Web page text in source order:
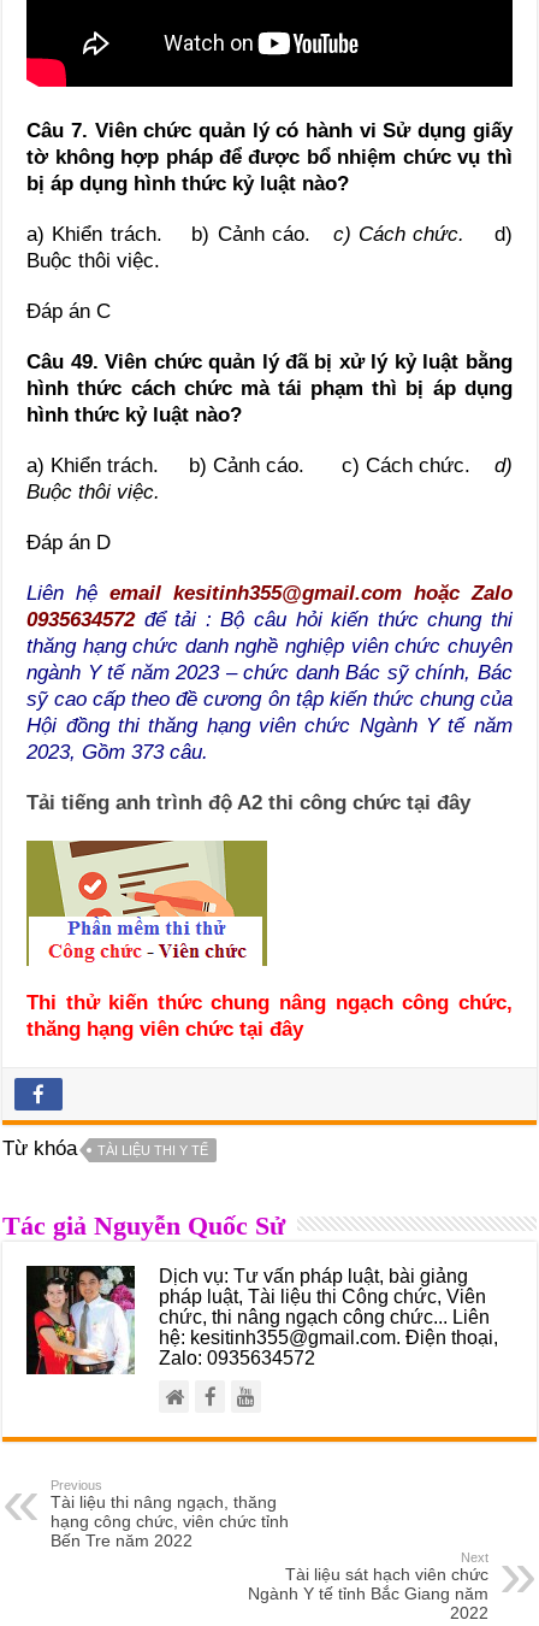
Câu 7. Viên chức quản lý có hành vi Sử dụng giấy
tờ không hợp pháp để được bổ nhiệm chức vụ thì
bị áp dụng hình thức kỷ luật nào?
a) Khiển trách. b) Cảnh cáo. c) Cách chức. d)
Buộc thôi việc.
Đáp án C
Câu 49. Viên chức quản lý đã bị xử lý kỷ luật bằng
hình thức cách chức mà tái phạm thì bị áp dụng
hình thức kỷ luật nào?
a) Khiển trách. b) Cảnh cáo. c) Cách chức. d)
Buộc thôi việc.
Đáp án D
Liên hệemail kesitinh355@gmail.com hoặc Zalo
0935634572để tải : Bộ câu hỏi kiến thức chung thi
thăng hạng chức danh nghề nghiệp viên chức chuyên
ngành Y tế năm 2023 – chức danh Bác sỹ chính, Bác
sỹ cao cấp theo đề cương ôn tập kiến thức chung của
Hội đồng thi thăng hạng viên chức Ngành Y tế năm
2023, Gồm 373 câu.
Tải tiếng anh trình độ A2 thi công chức tại đây
Thi thử kiến thức chung nâng ngạch công chức,
thăng hạng viên chức tại đây
Từ khóa TÀI LIỆU THI Y TẾ
Tác giả Nguyễn Quốc Sử
Dịch vụ: Tư vấn pháp luật, bài giảng
pháp luật, Tài liệu thi Công chức, Viên
chức, thi nâng ngạch công chức... Liên
hệ: kesitinh355@gmail.com. Điện thoại,
Zalo: 0935634572
Previous
Tài liệu thi nâng ngạch, thăng
hạng công chức, viên chức tỉnh
Bến Tre năm 2022
Next
Tài liệu sát hạch viên chức
Ngành Y tế tỉnh Bắc Giang năm
2022